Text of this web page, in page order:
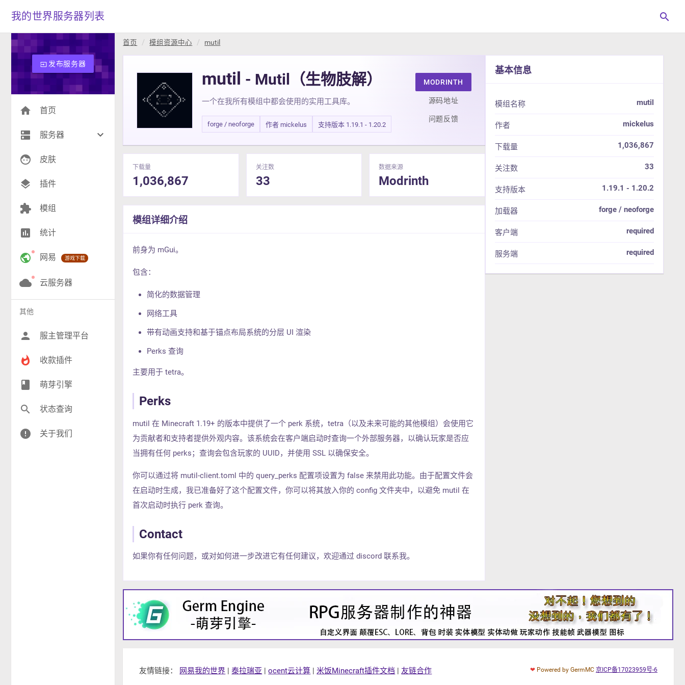
我的世界服务器列表 search
input发布服务器
home 首页
dns 服务器 keyboard_arrow_down
生存(236)
创造(10)
RPG(190)
小游戏(16)
神奇宝贝(26)
工业(9)
face 皮肤
layers 插件
extension 模组
insert_chart 统计
public 网易 游戏下载
cloud 云服务器
其他
person 服主管理平台
whatshot 收款插件
class 萌芽引擎
search 状态查询
error 关于我们
首页 模组资源中心 mutil
mutil - Mutil（生物肢解）
一个在我所有模组中都会使用的实用工具库。
forge / neoforge 作者 mickelus 支持版本 1.19.1 - 1.20.2
MODRINTH
源码地址
问题反馈
下载量
1,036,867
关注数
33
数据来源
Modrinth
模组详细介绍
前身为 mGui。
包含：
简化的数据管理
网络工具
带有动画支持和基于锚点布局系统的分层 UI 渲染
Perks 查询
主要用于 tetra。
Perks
mutil 在 Minecraft 1.19+ 的版本中提供了一个 perk 系统，tetra（以及未来可能的其他模组）会使用它
为贡献者和支持者提供外观内容。该系统会在客户端启动时查询一个外部服务器，以确认玩家是否应
当拥有任何 perks；查询会包含玩家的 UUID，并使用 SSL 以确保安全。
你可以通过将 mutil-client.toml 中的 query_perks 配置项设置为 false 来禁用此功能。由于配置文件会
在启动时生成，我已准备好了这个配置文件，你可以将其放入你的 config 文件夹中，以避免 mutil 在
首次启动时执行 perk 查询。
Contact
如果你有任何问题，或对如何进一步改进它有任何建议，欢迎通过 discord 联系我。
基本信息
模组名称 mutil
作者 mickelus
下载量 1,036,867
关注数 33
支持版本 1.19.1 - 1.20.2
加载器 forge / neoforge
客户端 required
服务端 required
友情链接： 网易我的世界 |泰拉瑞亚 |ocent云计算 |米饭Minecraft插件文档 | 友链合作 ❤ Powered by GermMC 京ICP备17023959号-6